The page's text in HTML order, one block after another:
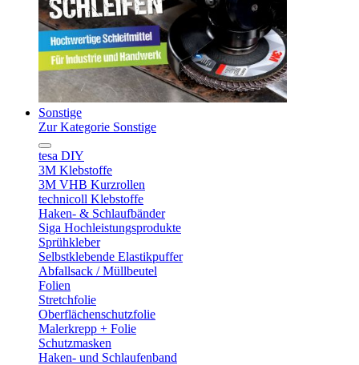
Sonstige
Zur Kategorie Sonstige
tesa DIY
3M Klebstoffe
3M VHB Kurzrollen
technicoll Klebstoffe
Haken- & Schlaufbänder
Siga Hochleistungsprodukte
Sprühkleber
Selbstklebende Elastikpuffer
Abfallsack / Müllbeutel
Folien
Stretchfolie
Oberflächenschutzfolie
Malerkrepp + Folie
Schutzmasken
Haken- und Schlaufenband